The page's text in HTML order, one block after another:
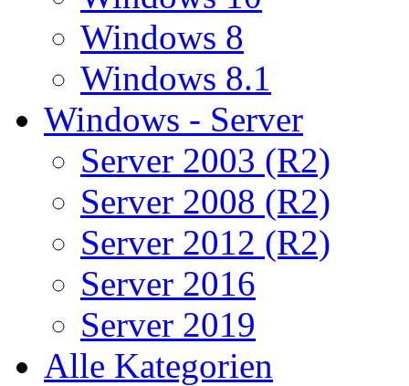
Windows 8
Windows 8.1
Windows - Server
Server 2003 (R2)
Server 2008 (R2)
Server 2012 (R2)
Server 2016
Server 2019
Alle Kategorien